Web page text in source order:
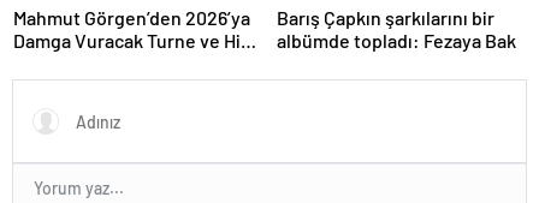
Performansla Hayranlarıyla
Buluşuyor
Mahmut Görgen’den 2026’ya
Damga Vuracak Turne ve Hit
Barış Çapkın şarkılarını bir
albümde topladı: Fezaya Bak